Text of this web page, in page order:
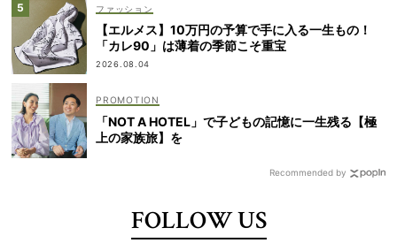
ファッション
【エルメス】10万円の予算で手に入る一生もの！
「カレ90」は薄着の季節こそ重宝
2026.08.04
「NOT A HOTEL」で子どもの記憶に一生残る【極
上の家族旅】を
Recommended by
FOLLOW US